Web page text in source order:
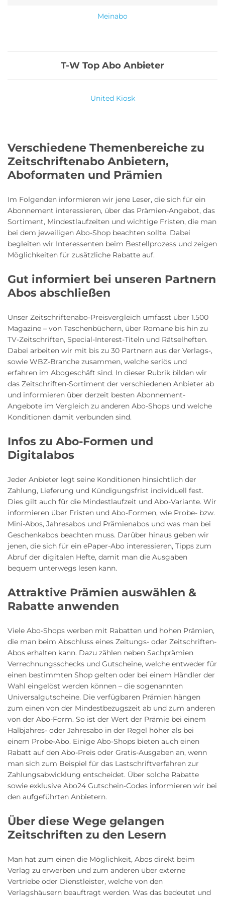
Meinabo
T-W Top Abo Anbieter
United Kiosk
Verschiedene Themenbereiche zu
Zeitschriftenabo Anbietern,
Aboformaten und Prämien
Im Folgenden informieren wir jene Leser, die sich für ein
Abonnement interessieren, über das Prämien-Angebot, das
Sortiment, Mindestlaufzeiten und wichtige Fristen, die man
bei dem jeweiligen Abo-Shop beachten sollte. Dabei
begleiten wir Interessenten beim Bestellprozess und zeigen
Möglichkeiten für zusätzliche Rabatte auf.
Gut informiert bei unseren Partnern
Abos abschließen
Unser Zeitschriftenabo-Preisvergleich umfasst über 1.500
Magazine – von Taschenbüchern, über Romane bis hin zu
TV-Zeitschriften, Special-Interest-Titeln und Rätselheften.
Dabei arbeiten wir mit bis zu 30 Partnern aus der Verlags-,
sowie WBZ-Branche zusammen, welche seriös und
erfahren im Abogeschäft sind. In dieser Rubrik bilden wir
das Zeitschriften-Sortiment der verschiedenen Anbieter ab
und informieren über derzeit besten Abonnement-
Angebote im Vergleich zu anderen Abo-Shops und welche
Konditionen damit verbunden sind.
Infos zu Abo-Formen und
Digitalabos
Jeder Anbieter legt seine Konditionen hinsichtlich der
Zahlung, Lieferung und Kündigungsfrist individuell fest.
Dies gilt auch für die Mindestlaufzeit und Abo-Variante. Wir
informieren über Fristen und Abo-Formen, wie Probe- bzw.
Mini-Abos, Jahresabos und Prämienabos und was man bei
Geschenkabos beachten muss. Darüber hinaus geben wir
jenen, die sich für ein ePaper-Abo interessieren, Tipps zum
Abruf der digitalen Hefte, damit man die Ausgaben
bequem unterwegs lesen kann.
Attraktive Prämien auswählen &
Rabatte anwenden
Viele Abo-Shops werben mit Rabatten und hohen Prämien,
die man beim Abschluss eines Zeitungs- oder Zeitschriften-
Abos erhalten kann. Dazu zählen neben Sachprämien
Verrechnungsschecks und Gutscheine, welche entweder für
einen bestimmten Shop gelten oder bei einem Händler der
Wahl eingelöst werden können – die sogenannten
Universalgutscheine. Die verfügbaren Prämien hängen
zum einen von der Mindestbezugszeit ab und zum anderen
von der Abo-Form. So ist der Wert der Prämie bei einem
Halbjahres- oder Jahresabo in der Regel höher als bei
einem Probe-Abo. Einige Abo-Shops bieten auch einen
Rabatt auf den Abo-Preis oder Gratis-Ausgaben an, wenn
man sich zum Beispiel für das Lastschriftverfahren zur
Zahlungsabwicklung entscheidet. Über solche Rabatte
sowie exklusive Abo24 Gutschein-Codes informieren wir bei
den aufgeführten Anbietern.
Über diese Wege gelangen
Zeitschriften zu den Lesern
Man hat zum einen die Möglichkeit, Abos direkt beim
Verlag zu erwerben und zum anderen über externe
Vertriebe oder Dienstleister, welche von den
Verlagshäusern beauftragt werden. Was das bedeutet und